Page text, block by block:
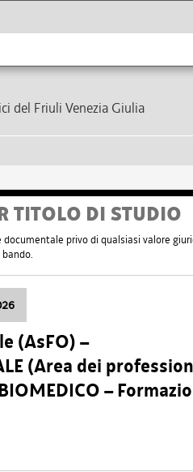
del Friuli Venezia Giulia
TITOLO DI STUDIO
privo di qualsiasi valore
(AsFO) –
(Area dei
–